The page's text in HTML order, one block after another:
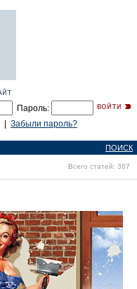
Пароль:
Забыли пароль?
ПОИСК
Всего статей: 367